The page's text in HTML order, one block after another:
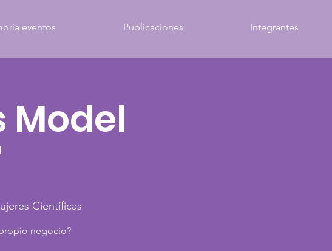
eventos Publicaciones Integrantes
Model
Científicas
negocio?